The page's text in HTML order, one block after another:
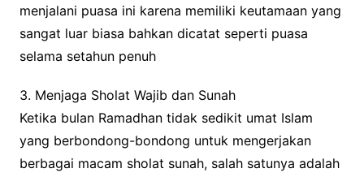
menjalani puasa ini karena memiliki keutamaan yang
sangat luar biasa bahkan dicatat seperti puasa
selama setahun penuh
3. Menjaga Sholat Wajib dan Sunah
Ketika bulan Ramadhan tidak sedikit umat Islam
yang berbondong-bondong untuk mengerjakan
berbagai macam sholat sunah, salah satunya adalah